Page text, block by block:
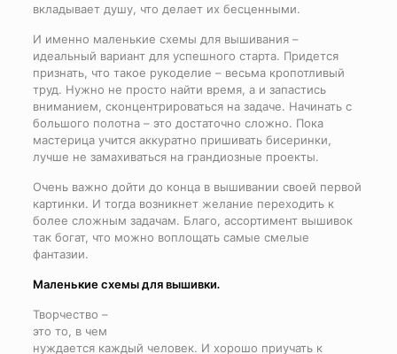
вкладывает душу, что делает их бесценными.
И именно маленькие схемы для вышивания –
идеальный вариант для успешного старта. Придется
признать, что такое рукоделие – весьма кропотливый
труд. Нужно не просто найти время, а и запастись
вниманием, сконцентрироваться на задаче. Начинать с
большого полотна – это достаточно сложно. Пока
мастерица учится аккуратно пришивать бисеринки,
лучше не замахиваться на грандиозные проекты.
Очень важно дойти до конца в вышивании своей первой
картинки. И тогда возникнет желание переходить к
более сложным задачам. Благо, ассортимент вышивок
так богат, что можно воплощать самые смелые
фантазии.
Маленькие схемы для вышивки.
Творчество –
это то, в чем
нуждается каждый человек. И хорошо приучать к